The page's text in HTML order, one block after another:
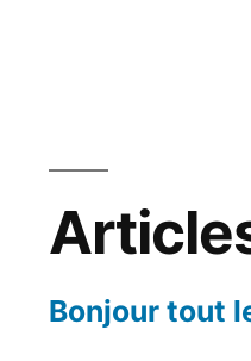
Bonjour tout